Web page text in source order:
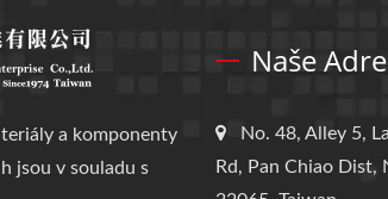
a komponenty
jsou v souladu s
Naše
No. 48, Alley 5,
Rd, Pan Chiao Dist,